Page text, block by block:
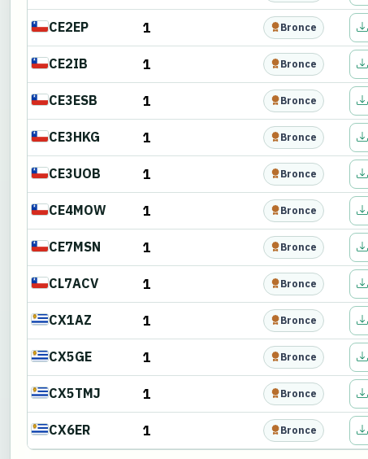
CE2EP 1 Bronce
CE2IB 1 Bronce
CE3ESB 1 Bronce
CE3HKG 1 Bronce
CE3UOB 1 Bronce
CE4MOW 1 Bronce
CE7MSN 1 Bronce
CL7ACV 1 Bronce
CX1AZ 1 Bronce
CX5GE 1 Bronce
CX5TMJ 1 Bronce
CX6ER 1 Bronce